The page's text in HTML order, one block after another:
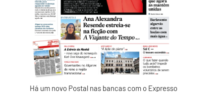
Há um novo Postal nas bancas com o Expresso